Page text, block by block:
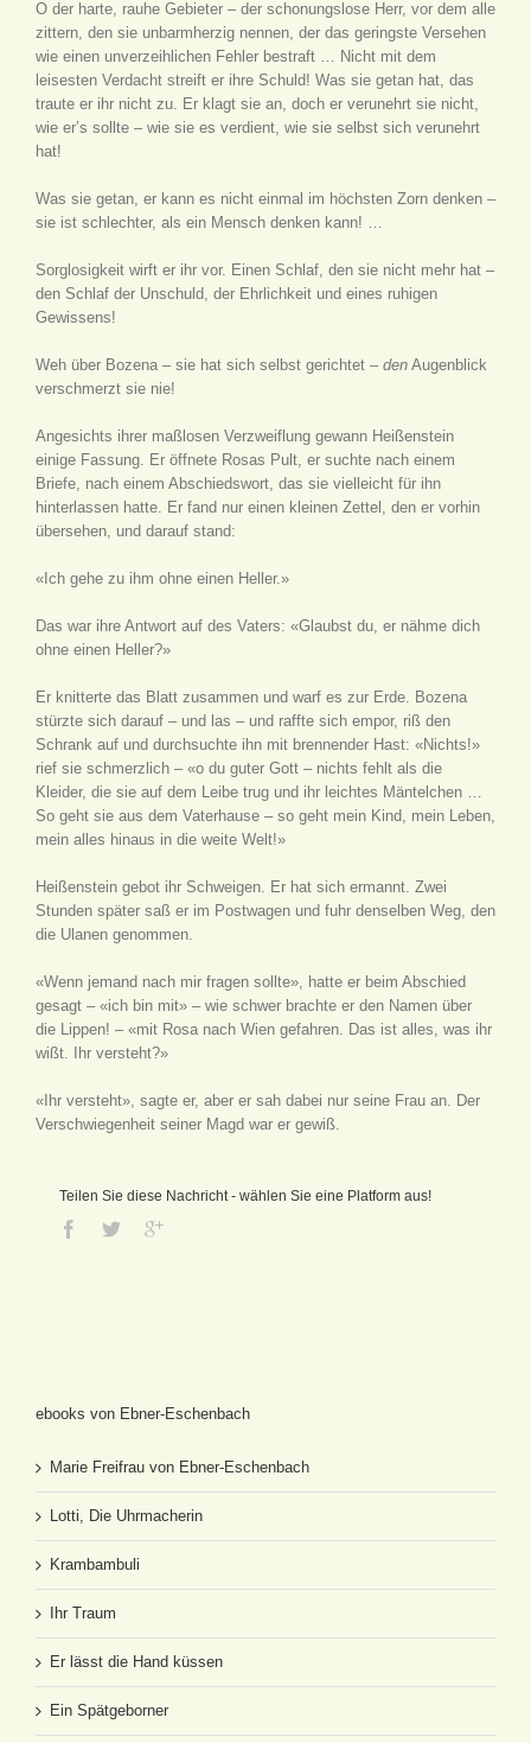
O der harte, rauhe Gebieter – der schonungslose Herr, vor dem alle
zittern, den sie unbarmherzig nennen, der das geringste Versehen
wie einen unverzeihlichen Fehler bestraft … Nicht mit dem
leisesten Verdacht streift er ihre Schuld! Was sie getan hat, das
traute er ihr nicht zu. Er klagt sie an, doch er verunehrt sie nicht,
wie er’s sollte – wie sie es verdient, wie sie selbst sich verunehrt
hat!
Was sie getan, er kann es nicht einmal im höchsten Zorn denken –
sie ist schlechter, als ein Mensch denken kann! …
Sorglosigkeit wirft er ihr vor. Einen Schlaf, den sie nicht mehr hat –
den Schlaf der Unschuld, der Ehrlichkeit und eines ruhigen
Gewissens!
Weh über Bozena – sie hat sich selbst gerichtet – den Augenblick
verschmerzt sie nie!
Angesichts ihrer maßlosen Verzweiflung gewann Heißenstein
einige Fassung. Er öffnete Rosas Pult, er suchte nach einem
Briefe, nach einem Abschiedswort, das sie vielleicht für ihn
hinterlassen hatte. Er fand nur einen kleinen Zettel, den er vorhin
übersehen, und darauf stand:
«Ich gehe zu ihm ohne einen Heller.»
Das war ihre Antwort auf des Vaters: «Glaubst du, er nähme dich
ohne einen Heller?»
Er knitterte das Blatt zusammen und warf es zur Erde. Bozena
stürzte sich darauf – und las – und raffte sich empor, riß den
Schrank auf und durchsuchte ihn mit brennender Hast: «Nichts!»
rief sie schmerzlich – «o du guter Gott – nichts fehlt als die
Kleider, die sie auf dem Leibe trug und ihr leichtes Mäntelchen …
So geht sie aus dem Vaterhause – so geht mein Kind, mein Leben,
mein alles hinaus in die weite Welt!»
Heißenstein gebot ihr Schweigen. Er hat sich ermannt. Zwei
Stunden später saß er im Postwagen und fuhr denselben Weg, den
die Ulanen genommen.
«Wenn jemand nach mir fragen sollte», hatte er beim Abschied
gesagt – «ich bin mit» – wie schwer brachte er den Namen über
die Lippen! – «mit Rosa nach Wien gefahren. Das ist alles, was ihr
wißt. Ihr versteht?»
«Ihr versteht», sagte er, aber er sah dabei nur seine Frau an. Der
Verschwiegenheit seiner Magd war er gewiß.
Teilen Sie diese Nachricht - wählen Sie eine Platform aus!
ebooks von Ebner-Eschenbach
Marie Freifrau von Ebner-Eschenbach
Lotti, Die Uhrmacherin
Krambambuli
Ihr Traum
Er lässt die Hand küssen
Ein Spätgeborner